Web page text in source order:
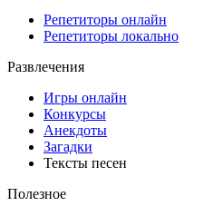
Репетиторы онлайн
Репетиторы локально
Развлечения
Игры онлайн
Конкурсы
Анекдоты
Загадки
Тексты песен
Полезное